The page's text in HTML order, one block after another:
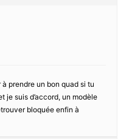
prendre un bon quad si tu
je suis d’accord, un modèle
bloquée enfin à